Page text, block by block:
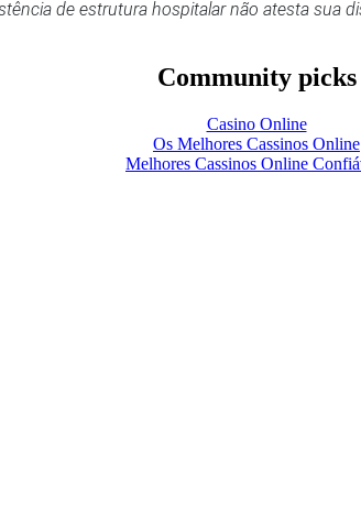
de estrutura hospitalar não atesta sua